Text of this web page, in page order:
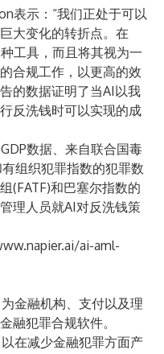
表示：“我们正处于可以
大变化的转折点。在
工具，而且将其视为一
合规工作，以更高的效
的数据证明了当AI以我
反洗钱时可以实现的成
数据、来自联合国毒
组织犯罪指数的犯罪数
(FATF)和巴塞尔指数的
理人员就AI对反洗钱策
ai-aml-
金融机构、支付以及理
融犯罪合规软件。
在减少金融犯罪方面产